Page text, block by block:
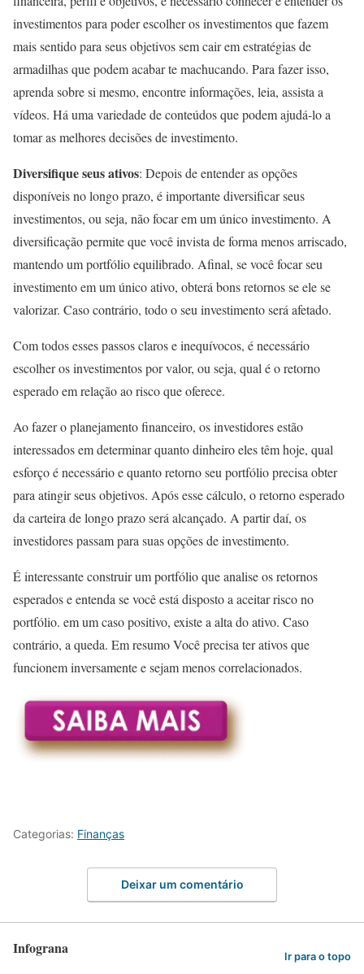
investimentos para poder escolher os investimentos que fazem
mais sentido para seus objetivos sem cair em estratégias de
armadilhas que podem acabar te machucando. Para fazer isso,
aprenda sobre si mesmo, encontre informações, leia, assista a
vídeos. Há uma variedade de conteúdos que podem ajudá-lo a
tomar as melhores decisões de investimento.
Diversifique seus ativos: Depois de entender as opções
disponíveis no longo prazo, é importante diversificar seus
investimentos, ou seja, não focar em um único investimento. A
diversificação permite que você invista de forma menos arriscado,
mantendo um portfólio equilibrado. Afinal, se você focar seu
investimento em um único ativo, obterá bons retornos se ele se
valorizar. Caso contrário, todo o seu investimento será afetado.
Com todos esses passos claros e inequívocos, é necessário
escolher os investimentos por valor, ou seja, qual é o retorno
esperado em relação ao risco que oferece.
Ao fazer o planejamento financeiro, os investidores estão
interessados ​​em determinar quanto dinheiro eles têm hoje, qual
esforço é necessário e quanto retorno seu portfólio precisa obter
para atingir seus objetivos. Após esse cálculo, o retorno esperado
da carteira de longo prazo será alcançado. A partir daí, os
investidores passam para suas opções de investimento.
É interessante construir um portfólio que analise os retornos
esperados e entenda se você está disposto a aceitar risco no
portfólio. em um caso positivo, existe a alta do ativo. Caso
contrário, a queda. Em resumo Você precisa ter ativos que
funcionem inversamente e sejam menos correlacionados.
Categorias: Finanças
Deixar um comentário
Infograna Ir para o topo